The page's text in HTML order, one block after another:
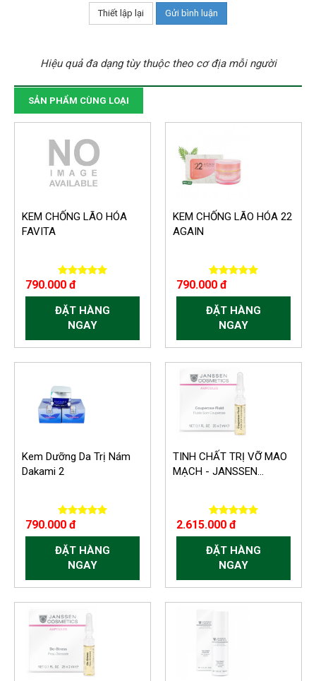
Hiệu quả đa dạng tùy thuộc theo cơ địa mỗi người
SẢN PHẨM CÙNG LOẠI
KEM CHỐNG LÃO HÓA
FAVITA
790.000 đ
ĐẶT HÀNG
NGAY
KEM CHỐNG LÃO HÓA 22
AGAIN
790.000 đ
ĐẶT HÀNG
NGAY
Kem Dưỡng Da Trị Nám
Dakami 2
790.000 đ
ĐẶT HÀNG
NGAY
TINH CHẤT TRỊ VỠ MAO
MẠCH - JANSSEN...
2.615.000 đ
ĐẶT HÀNG
NGAY